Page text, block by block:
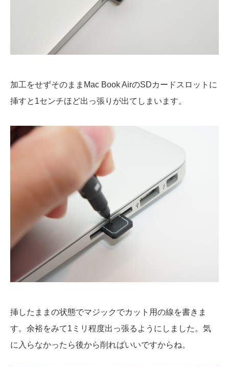
加工をせずそのままMac Book AirのSDカードスロットに
挿すと1センチほど出っ張りが出てしまいます。
挿したままの状態でマジックでカット用の線を書きま
す。余裕をみて1ミリ程度出っ張るようにしました。気
に入らなかったら後から削ればいいですからね。